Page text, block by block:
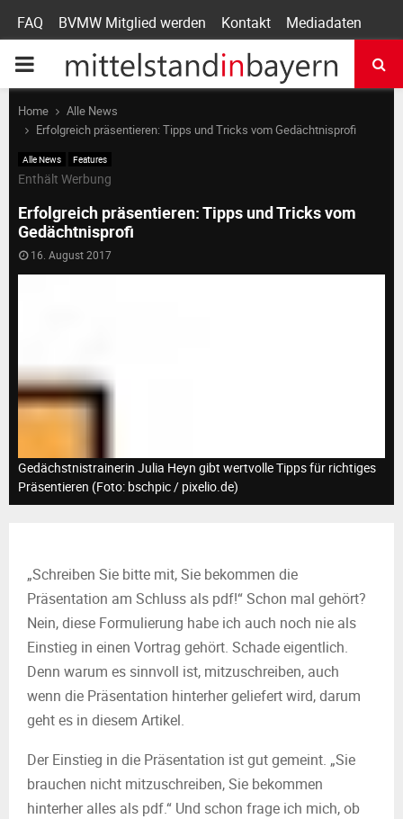
FAQ BVMW Mitglied werden Kontakt Mediadaten
P
R
M
A
M
E
N
Home
Alle News
Erfolgreich präsentieren: Tipps und Tricks vom Gedächtnisprofi
Alle News Features
Enthält Werbung
Erfolgreich präsentieren: Tipps und Tricks vom
Gedächtnisprofi
16. August 2017
Gedächstnistrainerin Julia Heyn gibt wertvolle Tipps für richtiges
Präsentieren (Foto: bschpic / pixelio.de)
„Schreiben Sie bitte mit, Sie bekommen die
Präsentation am Schluss als pdf!“ Schon mal gehört?
Nein, diese Formulierung habe ich auch noch nie als
Einstieg in einen Vortrag gehört. Schade eigentlich.
Denn warum es sinnvoll ist, mitzuschreiben, auch
wenn die Präsentation hinterher geliefert wird, darum
geht es in diesem Artikel.
Der Einstieg in die Präsentation ist gut gemeint. „Sie
brauchen nicht mitzuschreiben, Sie bekommen
hinterher alles als pdf.“ Und schon frage ich mich, ob